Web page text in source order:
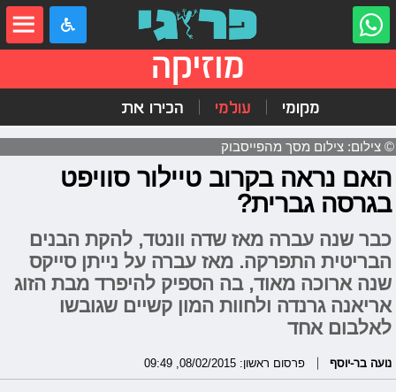
מוזיקה
מקומי עולמי הכירו את
© צילום: צילום מסך מהפייסבוק
האם נראה בקרוב טיילור סוויפט
בגרסה גברית?
כבר שנה עברה מאז שדה וונטד, להקת הבנים
הבריטית התפרקה. מאז עברה על נייתן סייקס
שנה ארוכה מאוד, בה הספיק להיפרד מבת הזוג
אריאנה גרנדה ולחוות המון קשיים שגובשו
לאלבום אחד
נועה בר-יוסף פרסום ראשון: 08/02/2015, 09:49